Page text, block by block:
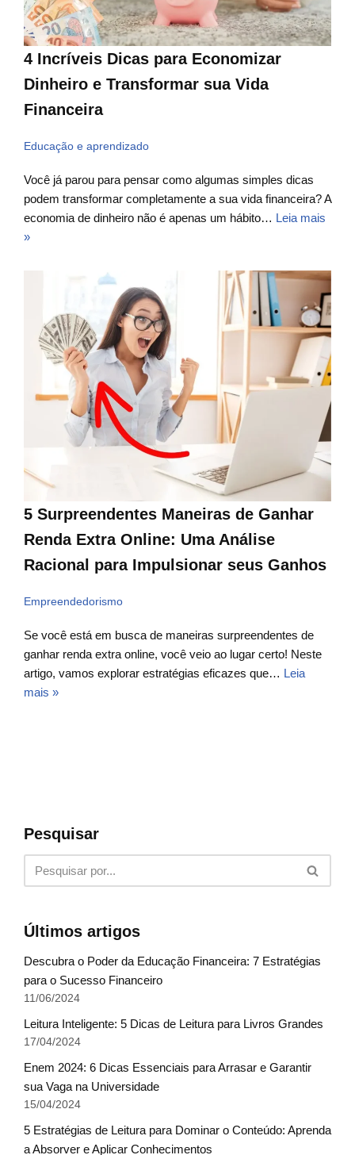
4 Incríveis Dicas para Economizar
Dinheiro e Transformar sua Vida
Financeira
Educação e aprendizado
Você já parou para pensar como algumas simples dicas
podem transformar completamente a sua vida financeira? A
economia de dinheiro não é apenas um hábito… Leia mais
»
5 Surpreendentes Maneiras de Ganhar
Renda Extra Online: Uma Análise
Racional para Impulsionar seus Ganhos
Empreendedorismo
Se você está em busca de maneiras surpreendentes de
ganhar renda extra online, você veio ao lugar certo! Neste
artigo, vamos explorar estratégias eficazes que… Leia
mais »
Pesquisar
Últimos artigos
Descubra o Poder da Educação Financeira: 7 Estratégias
para o Sucesso Financeiro
11/06/2024
Leitura Inteligente: 5 Dicas de Leitura para Livros Grandes
17/04/2024
Enem 2024: 6 Dicas Essenciais para Arrasar e Garantir
sua Vaga na Universidade
15/04/2024
5 Estratégias de Leitura para Dominar o Conteúdo: Aprenda
a Absorver e Aplicar Conhecimentos